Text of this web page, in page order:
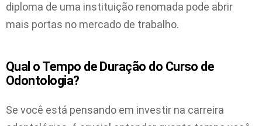
diploma de uma instituição renomada pode abrir
mais portas no mercado de trabalho.
Qual o Tempo de Duração do Curso de
Odontologia?
Se você está pensando em investir na carreira